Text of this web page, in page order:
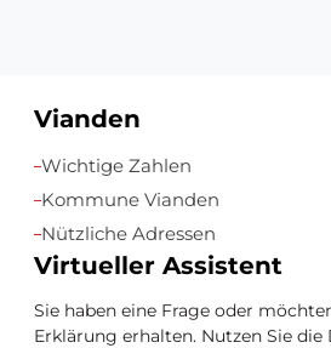
Zusätzliche
Ressourcen
Vianden
Wichtige Zahlen
Kommune Vianden
Nützliche Adressen
Virtueller Assistent
Sie haben eine Frage oder
Erklärung erhalten. Nutzen Sie die